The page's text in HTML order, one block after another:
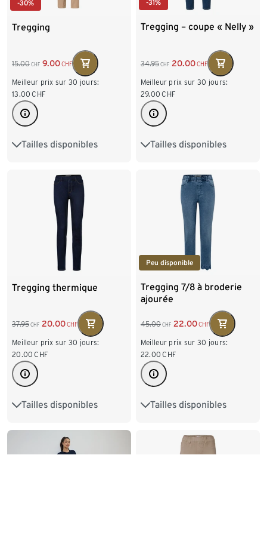
-30%
Tregging
15.00 CHF 9.00CHF
Meilleur prix sur 30 jours:
13.00 CHF
Tailles disponibles
36 38 40 42
-31%
Tregging – coupe « Nelly »
34.95 CHF 20.00CHF
Meilleur prix sur 30 jours:
29.00 CHF
Tailles disponibles
36 38 40 42
54
Tregging thermique
37.95 CHF 20.00CHF
Meilleur prix sur 30 jours:
20.00 CHF
Tailles disponibles
36 38 40 42
44 46 48 50
52 54
Peu disponible
Tregging 7/8 à broderie
ajourée
45.00 CHF 22.00CHF
Meilleur prix sur 30 jours:
22.00 CHF
Tailles disponibles
36 38 40 42
54